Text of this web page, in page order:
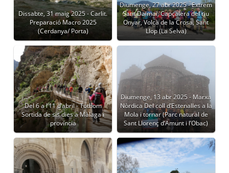
Dissabte, 31 maig 2025 - Carlit.
Preparació Macro 2025
(Cerdanya/ Porta)
Diumenge, 27 abr 2025 - Extrem
Sant Dalmai, Capçalera del riu
Onyar, Volcà de la Crosa, Sant
Llop (La Selva)
Del 6 a l’11 d’abril - Tothom
Sortida de sis dies a Màlaga i
província
Diumenge, 13 abr 2025 - Marxa
Nòrdica Del coll d’Estenalles a la
Mola i tornar (Parc natural de
Sant Llorenç d’Amunt i l’Obac)